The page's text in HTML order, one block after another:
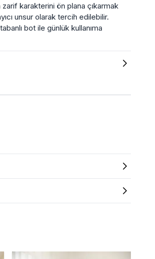
karakterini ön plana çıkarmak
unsur olarak tercih edilebilir.
bot ile günlük kullanıma